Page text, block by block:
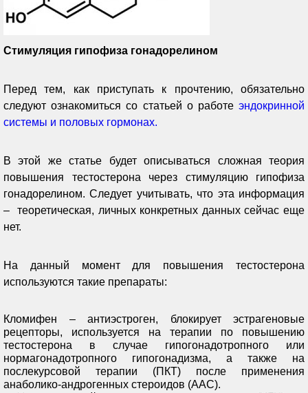
Стимуляция гипофиза гонадорелином
Перед тем, как приступать к прочтению, обязательно
следуют ознакомиться со статьей о работе эндокринной
системы и половых гормонах.
В этой же статье будет описываться сложная теория
повышения тестостерона через стимуляцию гипофиза
гонадорелином. Следует учитывать, что эта информация
–
теоретическая, личных конкретных данных сейчас еще
нет.
На данный момент для повышения тестостерона
используются такие препараты:
Кломифен – антиэстроген, блокирует эстрагеновые
рецепторы, используется на терапии по повышению
тестостерона в случае гипогонадотропного или
нормагонадотропного гипогонадизма, а также на
послекурсовой терапии (ПКТ) после применения
анаболико-андрогенных стероидов (ААС).